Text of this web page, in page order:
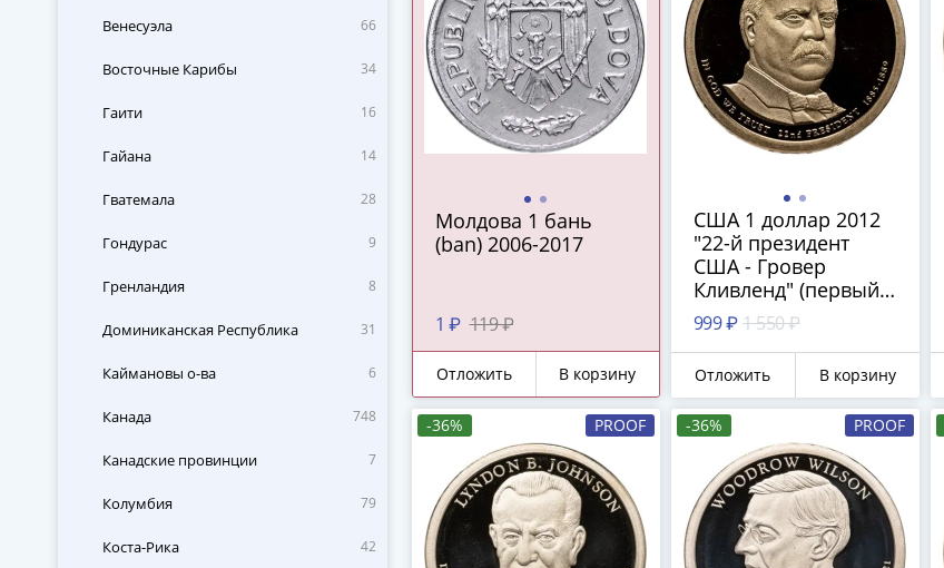
Венесуэла 66
Восточные Карибы 34
Гаити 16
Гайана 14
Гватемала 28
Гондурас 9
Гренландия 8
Доминиканская Республика 31
Каймановы о-ва 6
Канада 748
Канадские провинции 7
Колумбия 79
Коста-Рика 42
Молдова 1 бань
(ban) 2006-2017
1 ₽ 119 ₽
Отложить В корзину
США 1 доллар 2012
"22-й президент
США - Гровер
Кливленд" (первый
срок) знак
монетного двора:
"S" - Сан-Франциско
999 ₽ 1 550 ₽
Отложить В корзину
-36% PROOF -36% PROOF